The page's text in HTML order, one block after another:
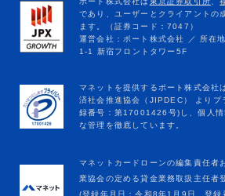
マネットカードローンの編集責任者
業協会の定める貸金業務取扱主任者
(登録年月日：令和8年1月9日、登